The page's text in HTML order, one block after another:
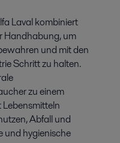
Laval kombiniert
Handhabung, um
und mit den
Schritt zu halten.
zu einem
Abfall und
und hygienische